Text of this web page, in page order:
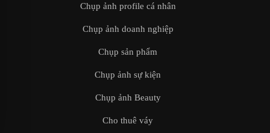
Chụp ảnh profile cá nhân
Chụp ảnh doanh nghiệp
Chụp sản phẩm
Chụp ảnh sự kiện
Chụp ảnh Beauty
Cho thuê váy